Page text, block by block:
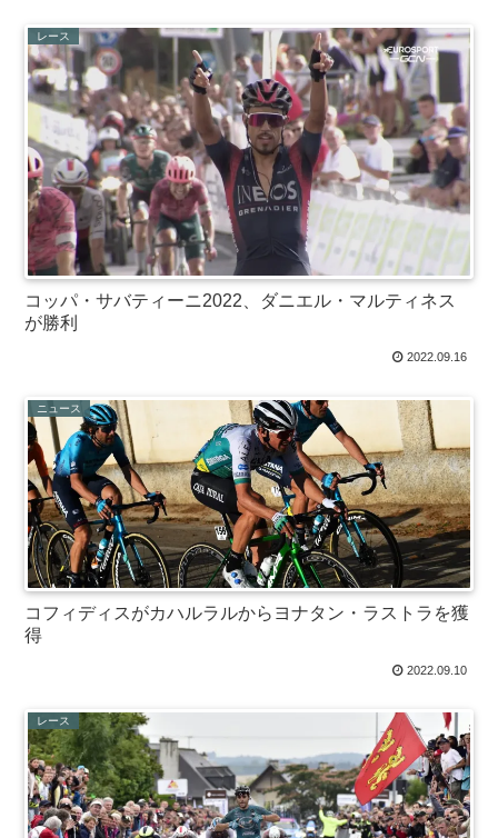
レース
コッパ・サバティーニ2022、ダニエル・マルティネス
が勝利
2022.09.16
ニュース
コフィディスがカハルラルからヨナタン・ラストラを獲
得
2022.09.10
レース